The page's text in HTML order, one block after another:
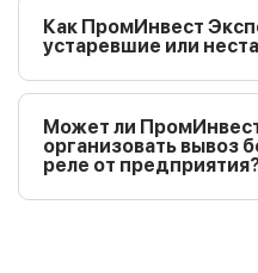
Как ПромИнвест
устаревшие или
Может ли
организовать вывоз
реле от